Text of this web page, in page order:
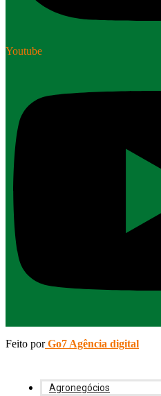
Youtube
Feito porGo7 Agência digital
Agronegócios